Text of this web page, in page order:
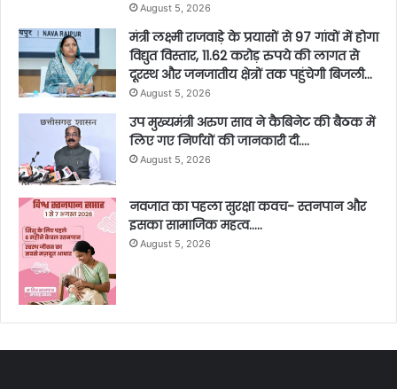
August 5, 2026
मंत्री लक्ष्मी राजवाड़े के प्रयासों से 97 गांवों में होगा
विद्युत विस्तार, 11.62 करोड़ रुपये की लागत से
दूरस्थ और जनजातीय क्षेत्रों तक पहुंचेगी बिजली…
August 5, 2026
उप मुख्यमंत्री अरुण साव ने कैबिनेट की बैठक में
लिए गए निर्णयों की जानकारी दी….
August 5, 2026
नवजात का पहला सुरक्षा कवच- स्तनपान और
इसका सामाजिक महत्व…..
August 5, 2026